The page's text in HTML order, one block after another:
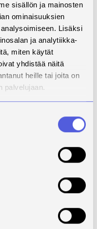
sisällön ja mainosten
ominaisuuksien
Lisäksi
ja analytiikka-
miten käytät
yhdistää näitä
heille tai joita on
palvelujaan.